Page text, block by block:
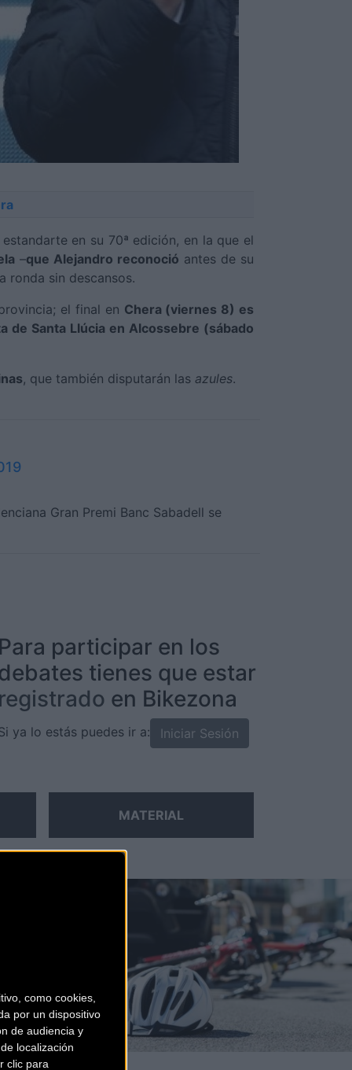
como cookies,
por un dispositivo
de audiencia y
localización
clic para
en su 70ª edición, en la que el
–que Alejandro reconoció antes de su
ronda sin descansos.
el final en Chera (viernes 8) es
de Santa Llúcia en Alcossebre (sábado
, que también disputarán las azules.
Gran Premi Banc Sabadell se
Para participar en los
tienes que estar
registrado en Bikezona
ya lo estás puedes ir a: Iniciar Sesión
MATERIAL